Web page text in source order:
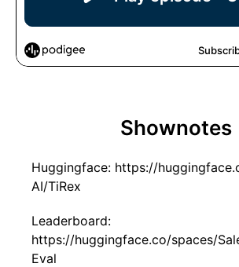
Shownotes
Huggingface: https://
AI/TiRex
Leaderboard:
https://huggingface.co/spaces/
Eval